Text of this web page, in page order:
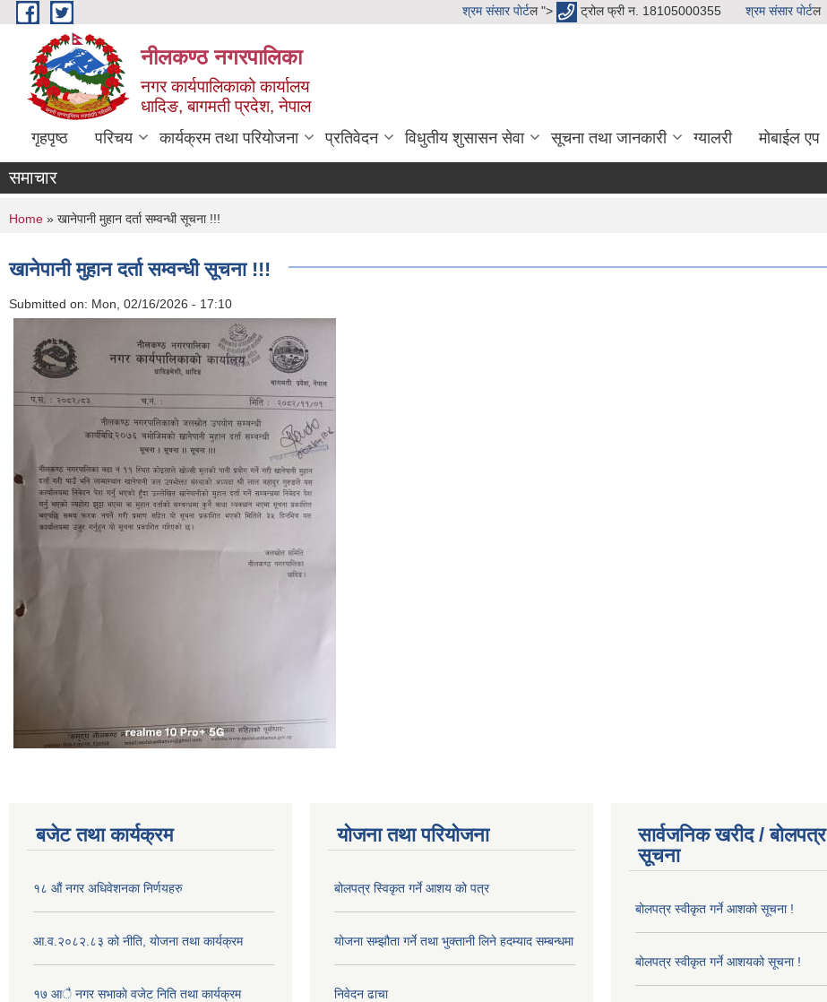
Skip to main content श्रम संसार पाेर्टल "> ट्रोल फ्री न. 18105000355 श्रम संसार पाेर्टल
नीलकण्ठ नगरपालिका
नगर कार्यपालिकाको कार्यालय
धादिङ, बागमती प्रदेश, नेपाल
गृहपृष्ठ परिचय कार्यक्रम तथा परियोजना प्रतिवेदन विधुतीय शुसासन सेवा सूचना तथा जानकारी ग्यालरी मोबाईल एप
समाचार
You are here
Home » खानेपानी मुहान दर्ता सम्वन्धी सूचना !!!
खानेपानी मुहान दर्ता सम्वन्धी सूचना !!!
Submitted on: Mon, 02/16/2026 - 17:10
बजेट तथा कार्यक्रम
१८ औं नगर अधिवेशनका निर्णयहरु
आ.व.२०८२.८३ को नीति, योजना तथा कार्यक्रम
१७ आै नगर सभाकाे वजेट निति तथा कार्यक्रम
योजना तथा परियोजना
बोलपत्र स्विकृत गर्ने आशय को पत्र
योजना सम्झौता गर्ने तथा भुक्तानी लिने हदम्याद सम्बन्धमा
निवेदन ढाचा
सार्वजनिक खरीद / बोलपत्र
सूचना
बोलपत्र स्वीकृत गर्ने आशको सूचना !
बोलपत्र स्वीकृत गर्ने आशयको सूचना !